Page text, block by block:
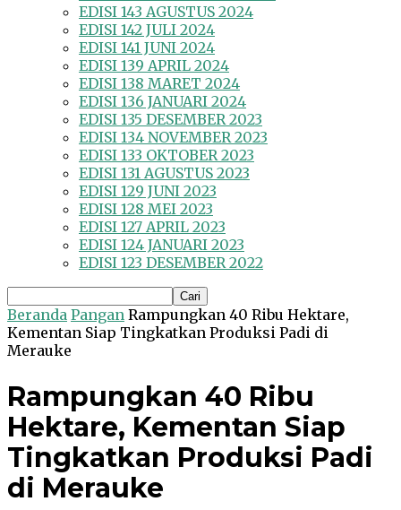
EDISI 143 AGUSTUS 2024
EDISI 142 JULI 2024
EDISI 141 JUNI 2024
EDISI 139 APRIL 2024
EDISI 138 MARET 2024
EDISI 136 JANUARI 2024
EDISI 135 DESEMBER 2023
EDISI 134 NOVEMBER 2023
EDISI 133 OKTOBER 2023
EDISI 131 AGUSTUS 2023
EDISI 129 JUNI 2023
EDISI 128 MEI 2023
EDISI 127 APRIL 2023
EDISI 124 JANUARI 2023
EDISI 123 DESEMBER 2022
Beranda Pangan Rampungkan 40 Ribu Hektare,
Kementan Siap Tingkatkan Produksi Padi di
Merauke
Rampungkan 40 Ribu
Hektare, Kementan Siap
Tingkatkan Produksi Padi
di Merauke